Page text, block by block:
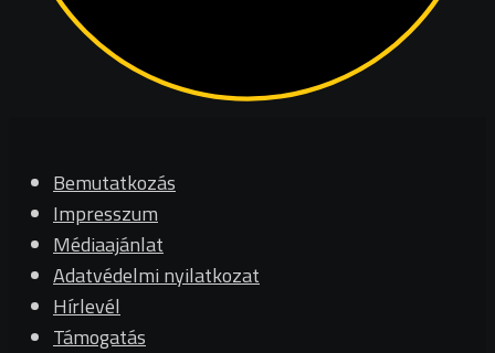
Bemutatkozás
Impresszum
Médiaajánlat
Adatvédelmi nyilatkozat
Hírlevél
Támogatás